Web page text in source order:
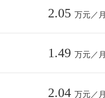
2.05 万元／月
1.49 万元／月
2.04 万元／月